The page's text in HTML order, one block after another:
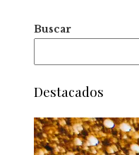
Buscar
Destacados